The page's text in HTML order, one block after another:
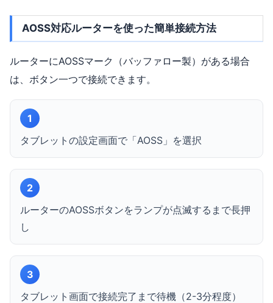
AOSS対応ルーターを使った簡単接続方法
ルーターにAOSSマーク（バッファロー製）がある場合
は、ボタン一つで接続できます。
1
タブレットの設定画面で「AOSS」を選択
2
ルーターのAOSSボタンをランプが点滅するまで長押
し
3
タブレット画面で接続完了まで待機（2-3分程度）